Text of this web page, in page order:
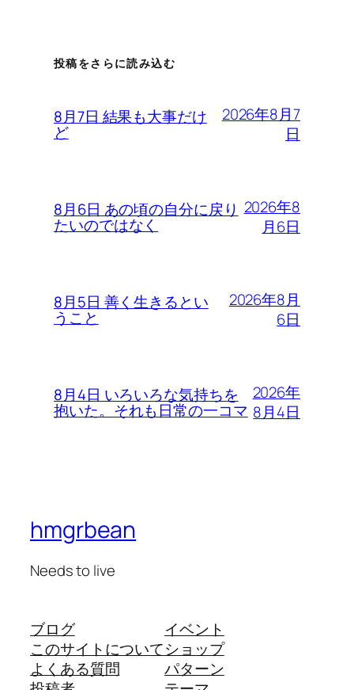
投稿をさらに読み込む
8月7日 結果も大事だけ
ど
2026年8月7
日
8月6日 あの頃の自分に戻り
たいのではなく
2026年8
月6日
8月5日 善く生きるとい
うこと
2026年8月
6日
8月4日 いろいろな気持ちを
抱いた。それも日常の一コマ
2026年
8月4日
hmgrbean
Needs to live
ブログ
このサイトについて
よくある質問
イベント
ショップ
パターン